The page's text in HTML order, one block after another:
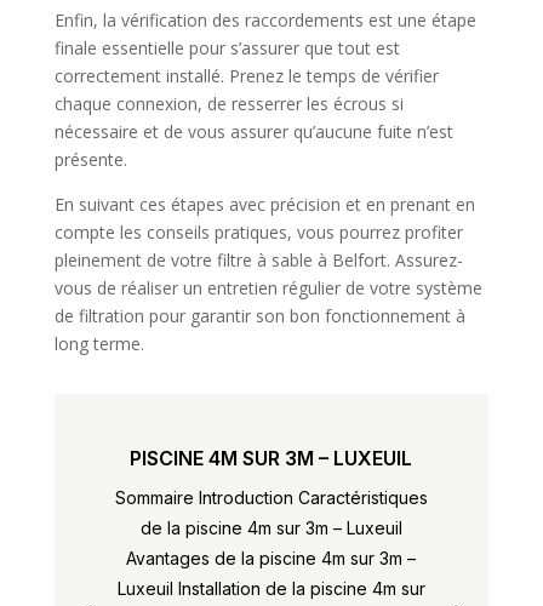
Enfin, la vérification des raccordements est une étape
finale essentielle pour s’assurer que tout est
correctement installé. Prenez le temps de vérifier
chaque connexion, de resserrer les écrous si
nécessaire et de vous assurer qu’aucune fuite n’est
présente.
En suivant ces étapes avec précision et en prenant en
compte les conseils pratiques, vous pourrez profiter
pleinement de votre filtre à sable à Belfort. Assurez-
vous de réaliser un entretien régulier de votre système
de filtration pour garantir son bon fonctionnement à
long terme.
PISCINE 4M SUR 3M – LUXEUIL
Sommaire Introduction Caractéristiques
de la piscine 4m sur 3m – Luxeuil
Avantages de la piscine 4m sur 3m –
Luxeuil Installation de la piscine 4m sur